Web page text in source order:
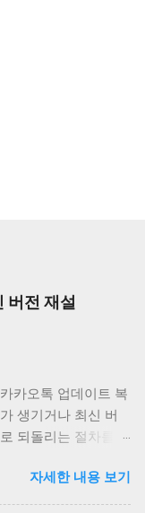
버전 재설
카오톡 업데이트 복
생기거나 최신 버
되돌리는 절차를
드에서만 제한적으
합니다. 안드로이드
자세한 내용 보기